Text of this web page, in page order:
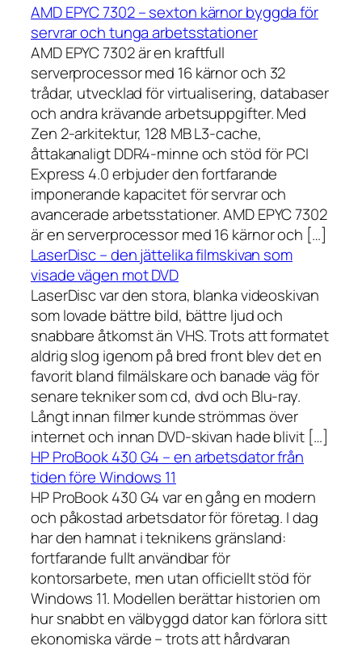
AMD EPYC 7302 – sexton kärnor byggda för
servrar och tunga arbetsstationer
AMD EPYC 7302 är en kraftfull
serverprocessor med 16 kärnor och 32
trådar, utvecklad för virtualisering, databaser
och andra krävande arbetsuppgifter. Med
Zen 2-arkitektur, 128 MB L3-cache,
åttakanaligt DDR4-minne och stöd för PCI
Express 4.0 erbjuder den fortfarande
imponerande kapacitet för servrar och
avancerade arbetsstationer. AMD EPYC 7302
är en serverprocessor med 16 kärnor och […]
LaserDisc – den jättelika filmskivan som
visade vägen mot DVD
LaserDisc var den stora, blanka videoskivan
som lovade bättre bild, bättre ljud och
snabbare åtkomst än VHS. Trots att formatet
aldrig slog igenom på bred front blev det en
favorit bland filmälskare och banade väg för
senare tekniker som cd, dvd och Blu-ray.
Långt innan filmer kunde strömmas över
internet och innan DVD-skivan hade blivit […]
HP ProBook 430 G4 – en arbetsdator från
tiden före Windows 11
HP ProBook 430 G4 var en gång en modern
och påkostad arbetsdator för företag. I dag
har den hamnat i teknikens gränsland:
fortfarande fullt användbar för
kontorsarbete, men utan officiellt stöd för
Windows 11. Modellen berättar historien om
hur snabbt en välbyggd dator kan förlora sitt
ekonomiska värde – trots att hårdvaran